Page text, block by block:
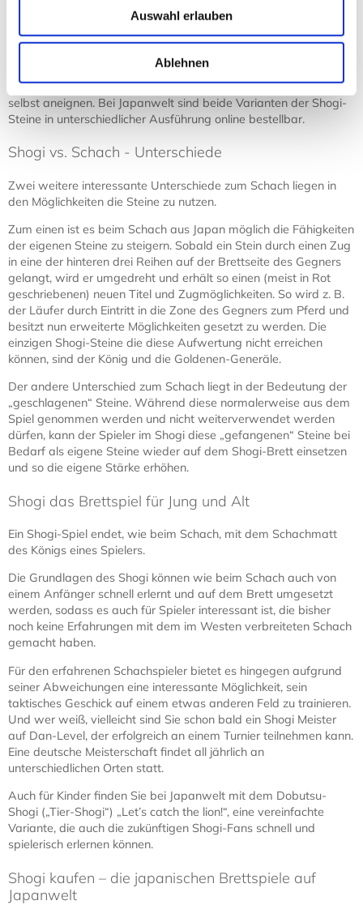
Auswahl erlauben
Ablehnen
internationalisierte Shogi-Steine, wie die vom japanischen Shogi-
Spieler Hidetchi entwickelte Variante. Sie bedient sich allgemein
verständlicher Symbole. Wer jedoch auf die typische Ästhetik
japanischer Kalligraphie nicht verzichten möchte, kann sich
durchaus schnell die Bedeutungen der unterschiedlichen Kanji
selbst aneignen. Bei Japanwelt sind beide Varianten der Shogi-
Steine in unterschiedlicher Ausführung online bestellbar.
Shogi vs. Schach - Unterschiede
Zwei weitere interessante Unterschiede zum Schach liegen in
den Möglichkeiten die Steine zu nutzen.
Zum einen ist es beim Schach aus Japan möglich die Fähigkeiten
der eigenen Steine zu steigern. Sobald ein Stein durch einen Zug
in eine der hinteren drei Reihen auf der Brettseite des Gegners
gelangt, wird er umgedreht und erhält so einen (meist in Rot
geschriebenen) neuen Titel und Zugmöglichkeiten. So wird z. B.
der Läufer durch Eintritt in die Zone des Gegners zum Pferd und
besitzt nun erweiterte Möglichkeiten gesetzt zu werden. Die
einzigen Shogi-Steine die diese Aufwertung nicht erreichen
können, sind der König und die Goldenen-Generäle.
Der andere Unterschied zum Schach liegt in der Bedeutung der
„geschlagenen“ Steine. Während diese normalerweise aus dem
Spiel genommen werden und nicht weiterverwendet werden
dürfen, kann der Spieler im Shogi diese „gefangenen“ Steine bei
Bedarf als eigene Steine wieder auf dem Shogi-Brett einsetzen
und so die eigene Stärke erhöhen.
Shogi das Brettspiel für Jung und Alt
Ein Shogi-Spiel endet, wie beim Schach, mit dem Schachmatt
des Königs eines Spielers.
Die Grundlagen des Shogi können wie beim Schach auch von
einem Anfänger schnell erlernt und auf dem Brett umgesetzt
werden, sodass es auch für Spieler interessant ist, die bisher
noch keine Erfahrungen mit dem im Westen verbreiteten Schach
gemacht haben.
Für den erfahrenen Schachspieler bietet es hingegen aufgrund
seiner Abweichungen eine interessante Möglichkeit, sein
taktisches Geschick auf einem etwas anderen Feld zu trainieren.
Und wer weiß, vielleicht sind Sie schon bald ein Shogi Meister
auf Dan-Level, der erfolgreich an einem Turnier teilnehmen kann.
Eine deutsche Meisterschaft findet all jährlich an
unterschiedlichen Orten statt.
Auch für Kinder finden Sie bei Japanwelt mit dem Dobutsu-
Shogi („Tier-Shogi“) „Let’s catch the lion!“, eine vereinfachte
Variante, die auch die zukünftigen Shogi-Fans schnell und
spielerisch erlernen können.
Shogi kaufen – die japanischen Brettspiele auf
Japanwelt